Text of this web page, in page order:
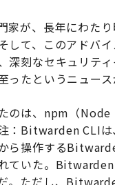
家が、長年にわた
して、このアドバ
深刻なセキュリテ
ったというニュー
のは、npm（
：Bitwarden CLIは
ら操作する
ていた。